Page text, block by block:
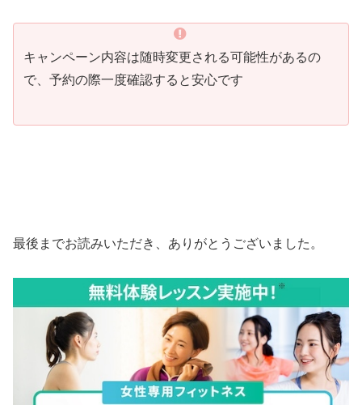
キャンペーン内容は随時変更される可能性があるの
で、予約の際一度確認すると安心です
最後までお読みいただき、ありがとうございました。